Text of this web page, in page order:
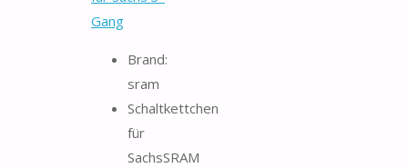
Gang
Brand:
sram
Schaltkettchen
für
SachsSRAM